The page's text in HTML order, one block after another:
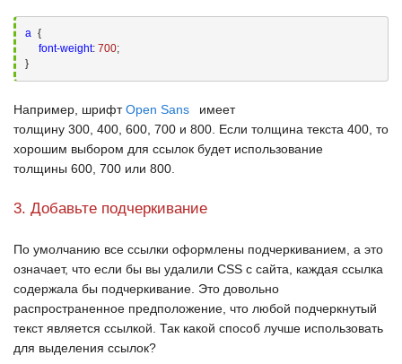
a {
font-weight: 700;
}
Например, шрифтOpen Sans
имеет
толщину 300 400 600 700 и 800 . Если толщина текста 400 , то
хорошим выбором для ссылок будет использование
толщины 600 700 или 800
3. Добавьте подчеркивание
По умолчанию все ссылки оформлены подчеркиванием, а это
означает, что если бы вы удалили CSS с сайта, каждая ссылка
содержала бы подчеркивание. Это довольно
распространенное предположение, что любой подчеркнутый
текст является ссылкой. Так какой способ лучше использовать
для выделения ссылок?